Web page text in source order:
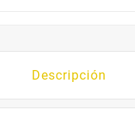
Descripción